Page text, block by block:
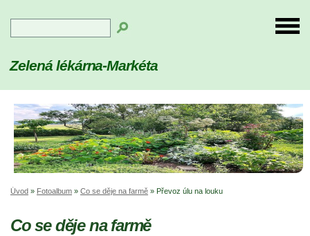
Zelená lékárna-Markéta
Úvod » Fotoalbum » Co se děje na farmě » Převoz úlu na louku
Co se děje na farmě